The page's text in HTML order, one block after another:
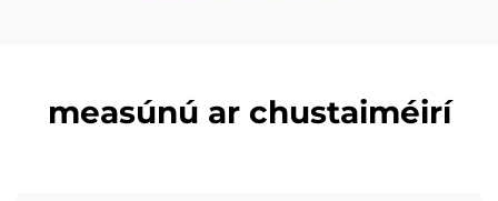
measúnú ar chustaiméirí